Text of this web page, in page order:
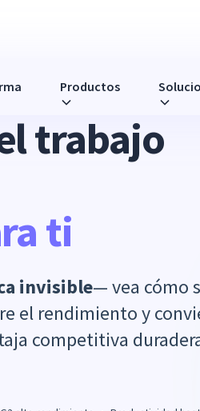
Productos
LABORAL REMOTA
trabajo
ti
invisible— vea cómo
el rendimiento y
competitiva